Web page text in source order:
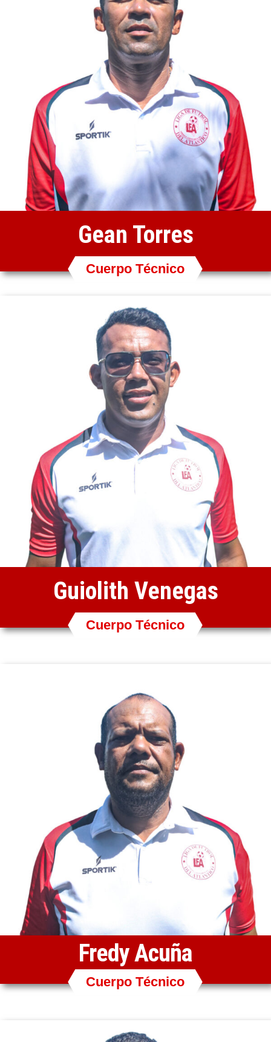
Cuerpo Técnico
Gean Torres
Cuerpo Técnico
Guiolith Venegas
Cuerpo Técnico
Fredy Acuña